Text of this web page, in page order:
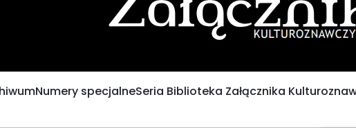
Numery specjalneSeria Biblioteka Załącznika